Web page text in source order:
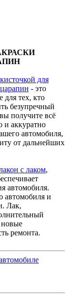
для
- это
для тех, кто
безупречный
получите всё
и аккуратно
автомобиля,
от дальнейших
с лаком,
автомобиля.
автомобиля и
Лак,
новые
ремонта.